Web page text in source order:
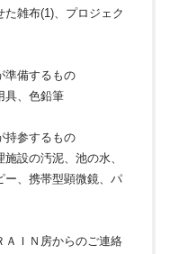
雑布(1)、プロジェク
備するもの
、色鉛筆
参するもの
設の汚泥、池の水、
ー、携帯型顕微鏡、パ
ＩＮ房からのご連絡